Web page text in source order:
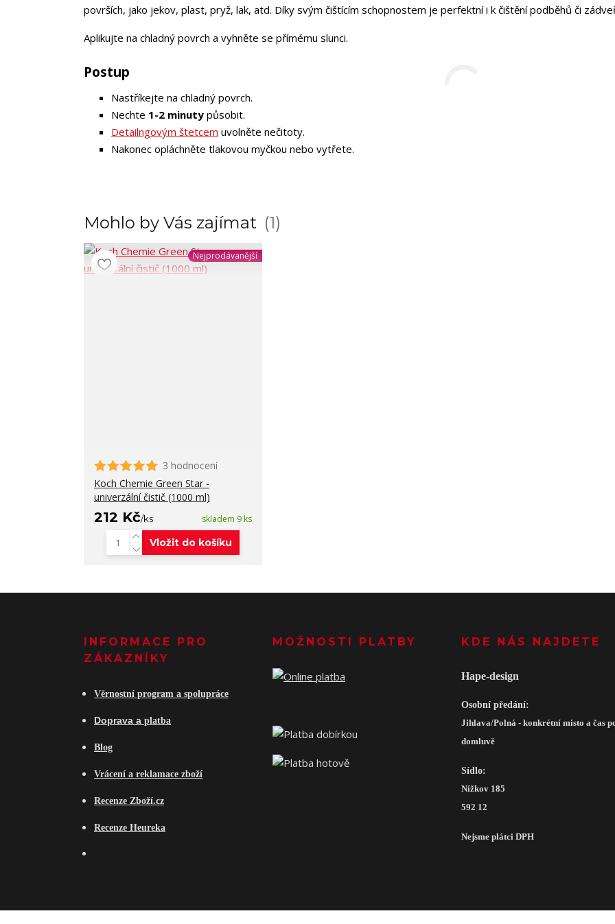
površích, jako jekov, plast, pryž, lak, atd. Díky svým čištícím schopnostem je perfektní i k čištění podběhů či
Aplikujte na chladný povrch a vyhněte se přímému slunci.
Postup
Nastříkejte na chladný povrch.
Nechte 1-2 minuty působit.
Detailngovým štetcem uvolněte nečitoty.
Nakonec opláchněte tlakovou myčkou nebo vytřete.
Mohlo by Vás zajímat 1
Nejprodávanější
3 hodnocení
Koch Chemie Green Star -
univerzální čistič (1000 ml)
212 Kč/ks skladem 9 ks
Vložit do košíku
INFORMACE PRO
ZÁKAZNÍKY
Věrnostní program a spolupráce
Doprava a platba
Blog
Vrácení a reklamace zboží
Recenze Zboží.cz
Recenze Heureka
MOŽNOSTI PLATBY KDE NÁS NAJDETE
Hape-design
Osobní předání:
Jihlava/Polná - konkrétní místo a čas
domluvě
Sídlo:
Nížkov 185
592 12
Nejsme plátci DPH